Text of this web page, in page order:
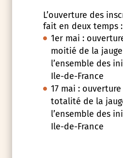
L’ouverture des
fait en deux temps :
1er mai :
moitié de la
l’ensemble des
Ile-de-France
17 mai :
totalité de la
l’ensemble des
Ile-de-France